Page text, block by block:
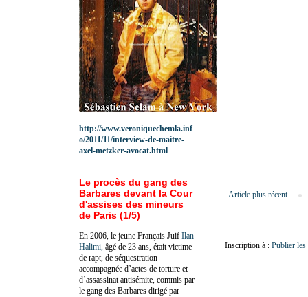
Article plus récent
Inscription à : Publier
http://www.veroniquechemla.inf
o/2011/11/interview-de-maitre-
axel-metzker-avocat.html
Le procès du gang des
Barbares devant la Cour
d'assises des mineurs
de Paris (1/5)
En 2006, le jeune Français Juif Ilan
Halimi, âgé de 23 ans, était victime
de rapt, de séquestration
accompagnée d’actes de torture et
d’assassinat antisémite, commis par
le gang des Barbares dirigé par